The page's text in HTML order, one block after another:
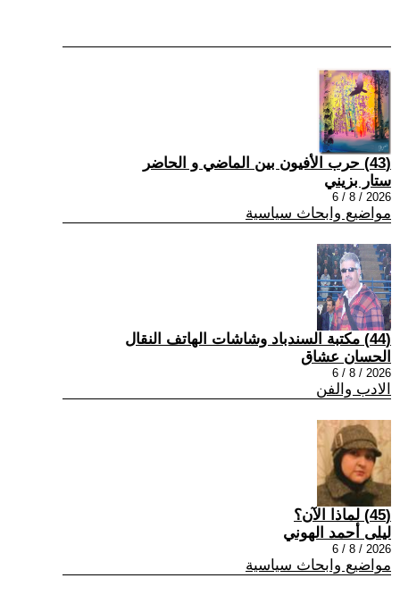
(43) حرب الأفيون بين الماضي و الحاضر
ستار بزيني
2026 / 8 / 6
مواضيع وابحاث سياسية
(44) مكتبة السندباد وشاشات الهاتف النقال
الحسان عشاق
2026 / 8 / 6
الادب والفن
(45) لماذا الآن؟
ليلى أحمد الهوني
2026 / 8 / 6
مواضيع وابحاث سياسية